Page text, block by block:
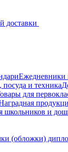
доставки
Ежедневники
и техника
для
школьников и
(обложки)